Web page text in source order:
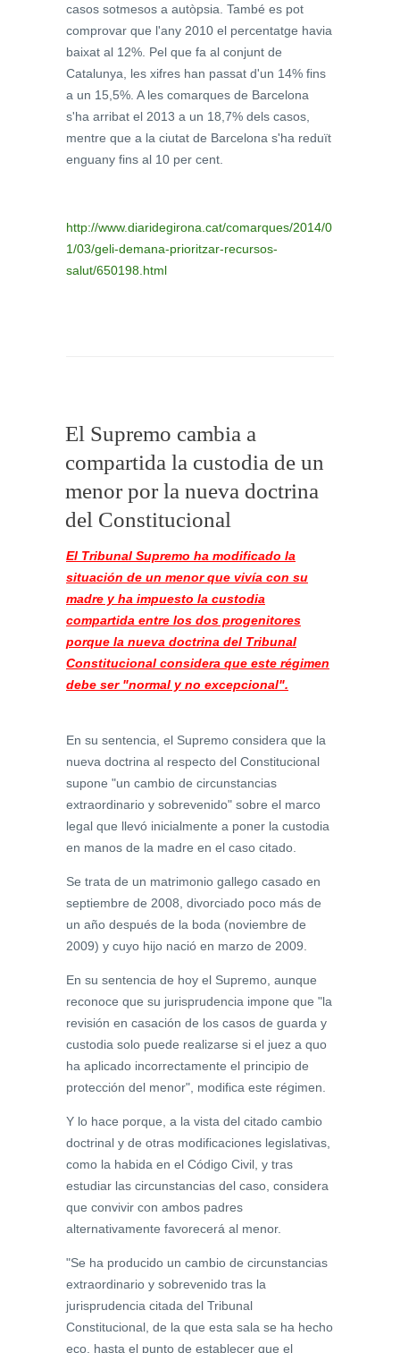
casos sotmesos a autòpsia. També es pot
comprovar que l'any 2010 el percentatge havia
baixat al 12%. Pel que fa al conjunt de
Catalunya, les xifres han passat d'un 14% fins
a un 15,5%. A les comarques de Barcelona
s'ha arribat el 2013 a un 18,7% dels casos,
mentre que a la ciutat de Barcelona s'ha reduït
enguany fins al 10 per cent.
http://www.diaridegirona.cat/comarques/2014/0
1/03/geli-demana-prioritzar-recursos-
salut/650198.html
El Supremo cambia a
compartida la custodia de un
menor por la nueva doctrina
del Constitucional
El Tribunal Supremo ha modificado la
situación de un menor que vivía con su
madre y ha impuesto la custodia
compartida entre los dos progenitores
porque la nueva doctrina del Tribunal
Constitucional considera que este régimen
debe ser "normal y no excepcional".
En su sentencia, el Supremo considera que la
nueva doctrina al respecto del Constitucional
supone "un cambio de circunstancias
extraordinario y sobrevenido" sobre el marco
legal que llevó inicialmente a poner la custodia
en manos de la madre en el caso citado.
Se trata de un matrimonio gallego casado en
septiembre de 2008, divorciado poco más de
un año después de la boda (noviembre de
2009) y cuyo hijo nació en marzo de 2009.
En su sentencia de hoy el Supremo, aunque
reconoce que su jurisprudencia impone que "la
revisión en casación de los casos de guarda y
custodia solo puede realizarse si el juez a quo
ha aplicado incorrectamente el principio de
protección del menor", modifica este régimen.
Y lo hace porque, a la vista del citado cambio
doctrinal y de otras modificaciones legislativas,
como la habida en el Código Civil, y tras
estudiar las circunstancias del caso, considera
que convivir con ambos padres
alternativamente favorecerá al menor.
"Se ha producido un cambio de circunstancias
extraordinario y sobrevenido tras la
jurisprudencia citada del Tribunal
Constitucional, de la que esta sala se ha hecho
eco, hasta el punto de establecer que el